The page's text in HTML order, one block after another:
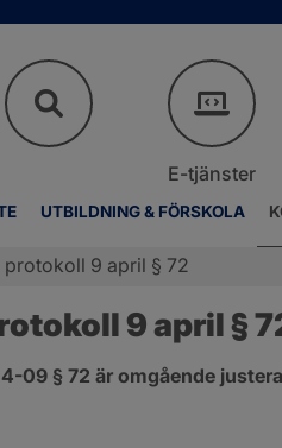
UTBILDNING & FÖRSKOLA
E-tjänster
protokoll 9 april § 72
9 april §
09 § 72 är omgående
i nytt fönster.